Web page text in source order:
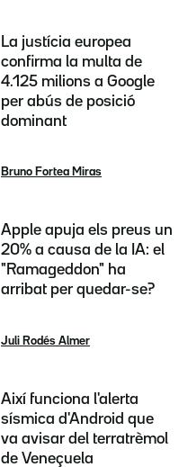
La justícia europea
confirma la multa de
4.125 milions a Google
per abús de posició
dominant
Bruno Fortea Miras
Apple apuja els preus un
20% a causa de la IA: el
"Ramageddon" ha
arribat per quedar-se?
Juli Rodés Almer
Així funciona l'alerta
sísmica d'Android que
va avisar del terratrèmol
de Veneçuela